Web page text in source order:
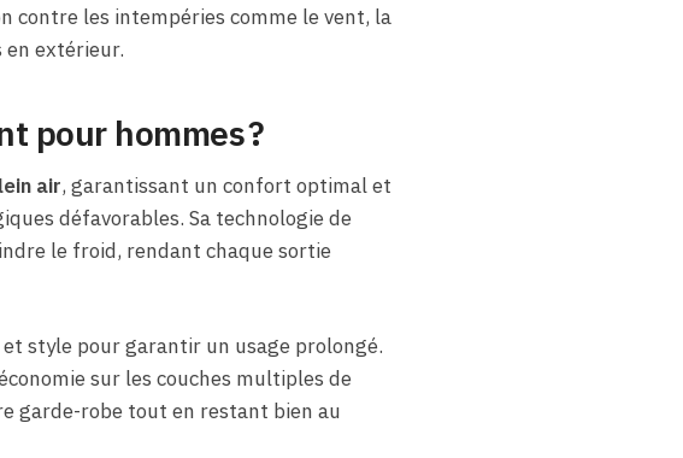
contre les intempéries comme le vent, la
en extérieur.
pour hommes ?
air, garantissant un confort optimal et
défavorables. Sa technologie de
le froid, rendant chaque sortie
style pour garantir un usage prolongé.
sur les couches multiples de
garde-robe tout en restant bien au